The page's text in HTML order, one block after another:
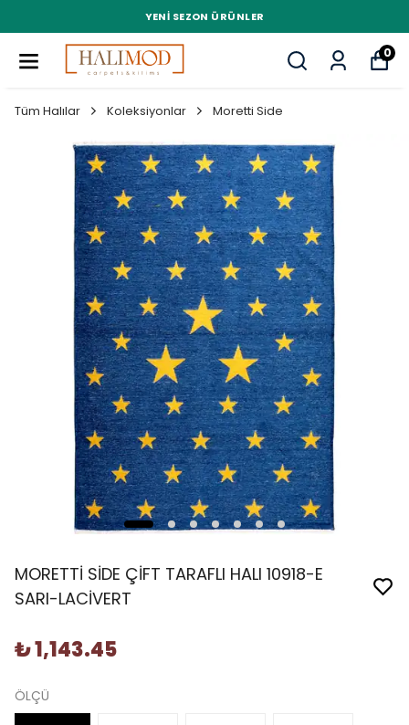
YENI SEZON ÜRÜNLER
0
Tüm Halılar Koleksiyonlar Moretti Side
MORETTİ SİDE ÇİFT TARAFLI HALI 10918-E
SARI-LACİVERT
₺ 1,143.45
ÖLÇÜ